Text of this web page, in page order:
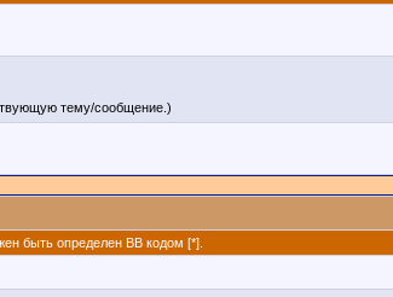
тему/сообщение.)
быть определен BB кодом [*].